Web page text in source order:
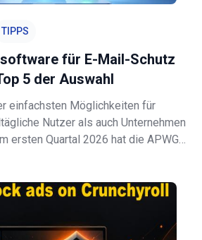
TIPPS
für E-Mail-Schutz
5 der Auswahl
einfachsten Möglichkeiten für
Nutzer als auch Unternehmen
ersten Quartal 2026 hat die APWG
Dienste